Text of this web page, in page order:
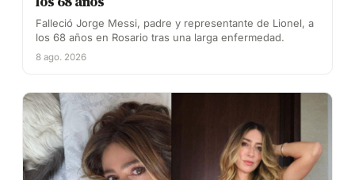
Falleció Jorge Messi, padre y representante de Lionel, a
los 68 años en Rosario tras una larga enfermedad.
8 ago. 2026